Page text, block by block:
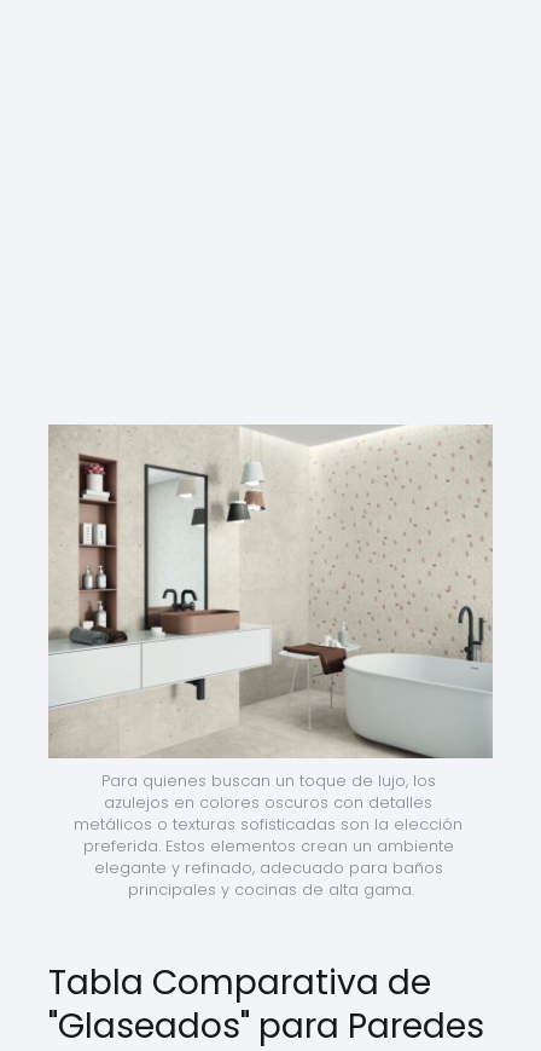
Para quienes buscan un toque de lujo, los
azulejos en colores oscuros con detalles
metálicos o texturas sofisticadas son la elección
preferida. Estos elementos crean un ambiente
elegante y refinado, adecuado para baños
principales y cocinas de alta gama.
Tabla Comparativa de
"Glaseados" para Paredes